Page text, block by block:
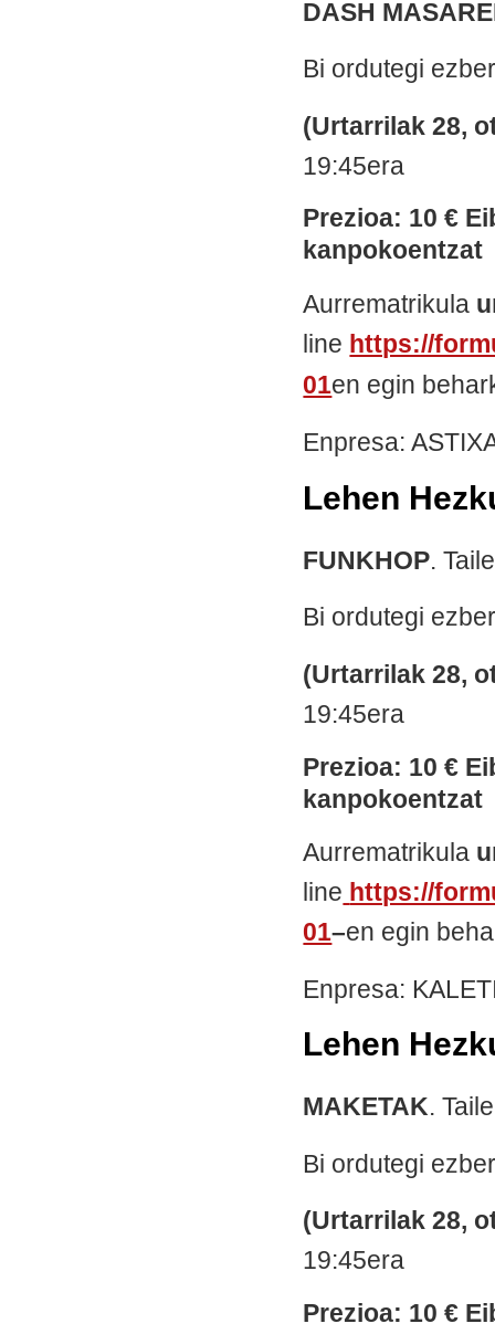
DASH
Bi ordutegi
(Urtarrilak 28,
19:45era
Prezioa: 10 €
kanpokoentzat
Aurrematrikula
line https://
01en egin
Enpresa:
Lehen
FUNKHOP.
Bi ordutegi
(Urtarrilak 28,
19:45era
Prezioa: 10 €
kanpokoentzat
Aurrematrikula
line https://
01–en egin
Enpresa:
Lehen
MAKETAK.
Bi ordutegi
(Urtarrilak 28,
19:45era
Prezioa: 10 €